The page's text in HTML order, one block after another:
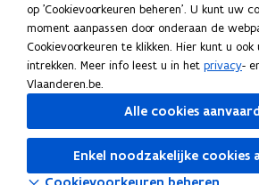
van hetdecreet dat het decreet
van een regelluw kader in functie van
basisbereikbaarheid. Dit
2018 door het Vlaams Parlement
Documenten
R
0
R
0
PDF • 50,3KB
Naar alle beslissingen van 23 maart 2018
op 'Cookievoorkeuren beheren'. U kunt uw
moment aanpassen door onderaan de
Cookievoorkeuren te klikken. Hier kunt u
intrekken. Meer info leest u in het privacy-
Vlaanderen.be.
Alle cookies
Enkel noodzakelijke cookies